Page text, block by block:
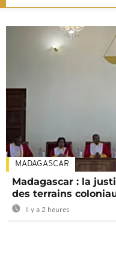
MADAGASCAR
Madagascar : la
des terrains
Il y a 2 heures